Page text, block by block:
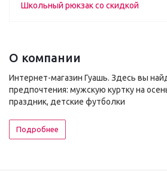
Школьный рюкзак со скидкой
О компании
Интернет-магазин Гуашь. Здесь вы
предпочтения: мужскую куртку на
праздник, детские футболки
Подробнее